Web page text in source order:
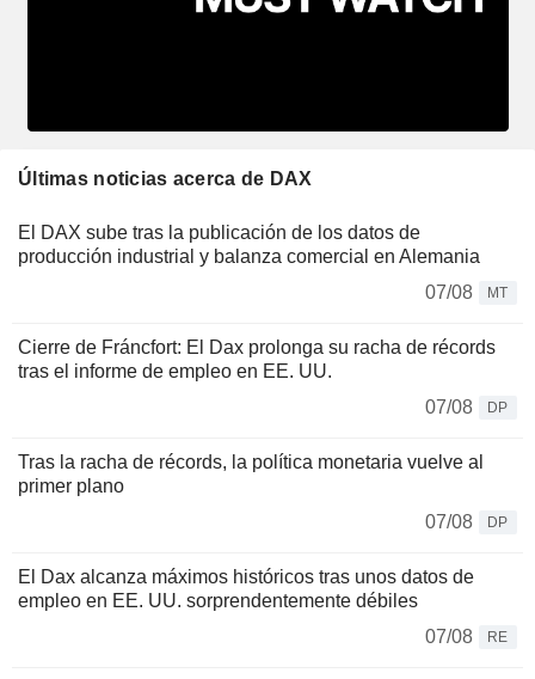
Últimas noticias acerca de DAX
El DAX sube tras la publicación de los datos de
producción industrial y balanza comercial en Alemania
07/08
MT
Cierre de Fráncfort: El Dax prolonga su racha de récords
tras el informe de empleo en EE. UU.
07/08
DP
Tras la racha de récords, la política monetaria vuelve al
primer plano
07/08
DP
El Dax alcanza máximos históricos tras unos datos de
empleo en EE. UU. sorprendentemente débiles
07/08
RE